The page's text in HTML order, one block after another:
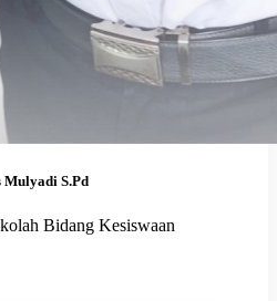
Mulyadi S.Pd
Bidang Kesiswaan